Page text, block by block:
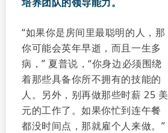
“如果你是房间里最聪明的人，那
你可能会英年早逝，而且一生多
病，” 夏普说，“你身边必须围绕
着那些具备你所不拥有的技能的
人。另外，别再做那些时薪 25 美
元的工作了。如果你忙到连午餐
都没时间点，那就雇个人来做。”